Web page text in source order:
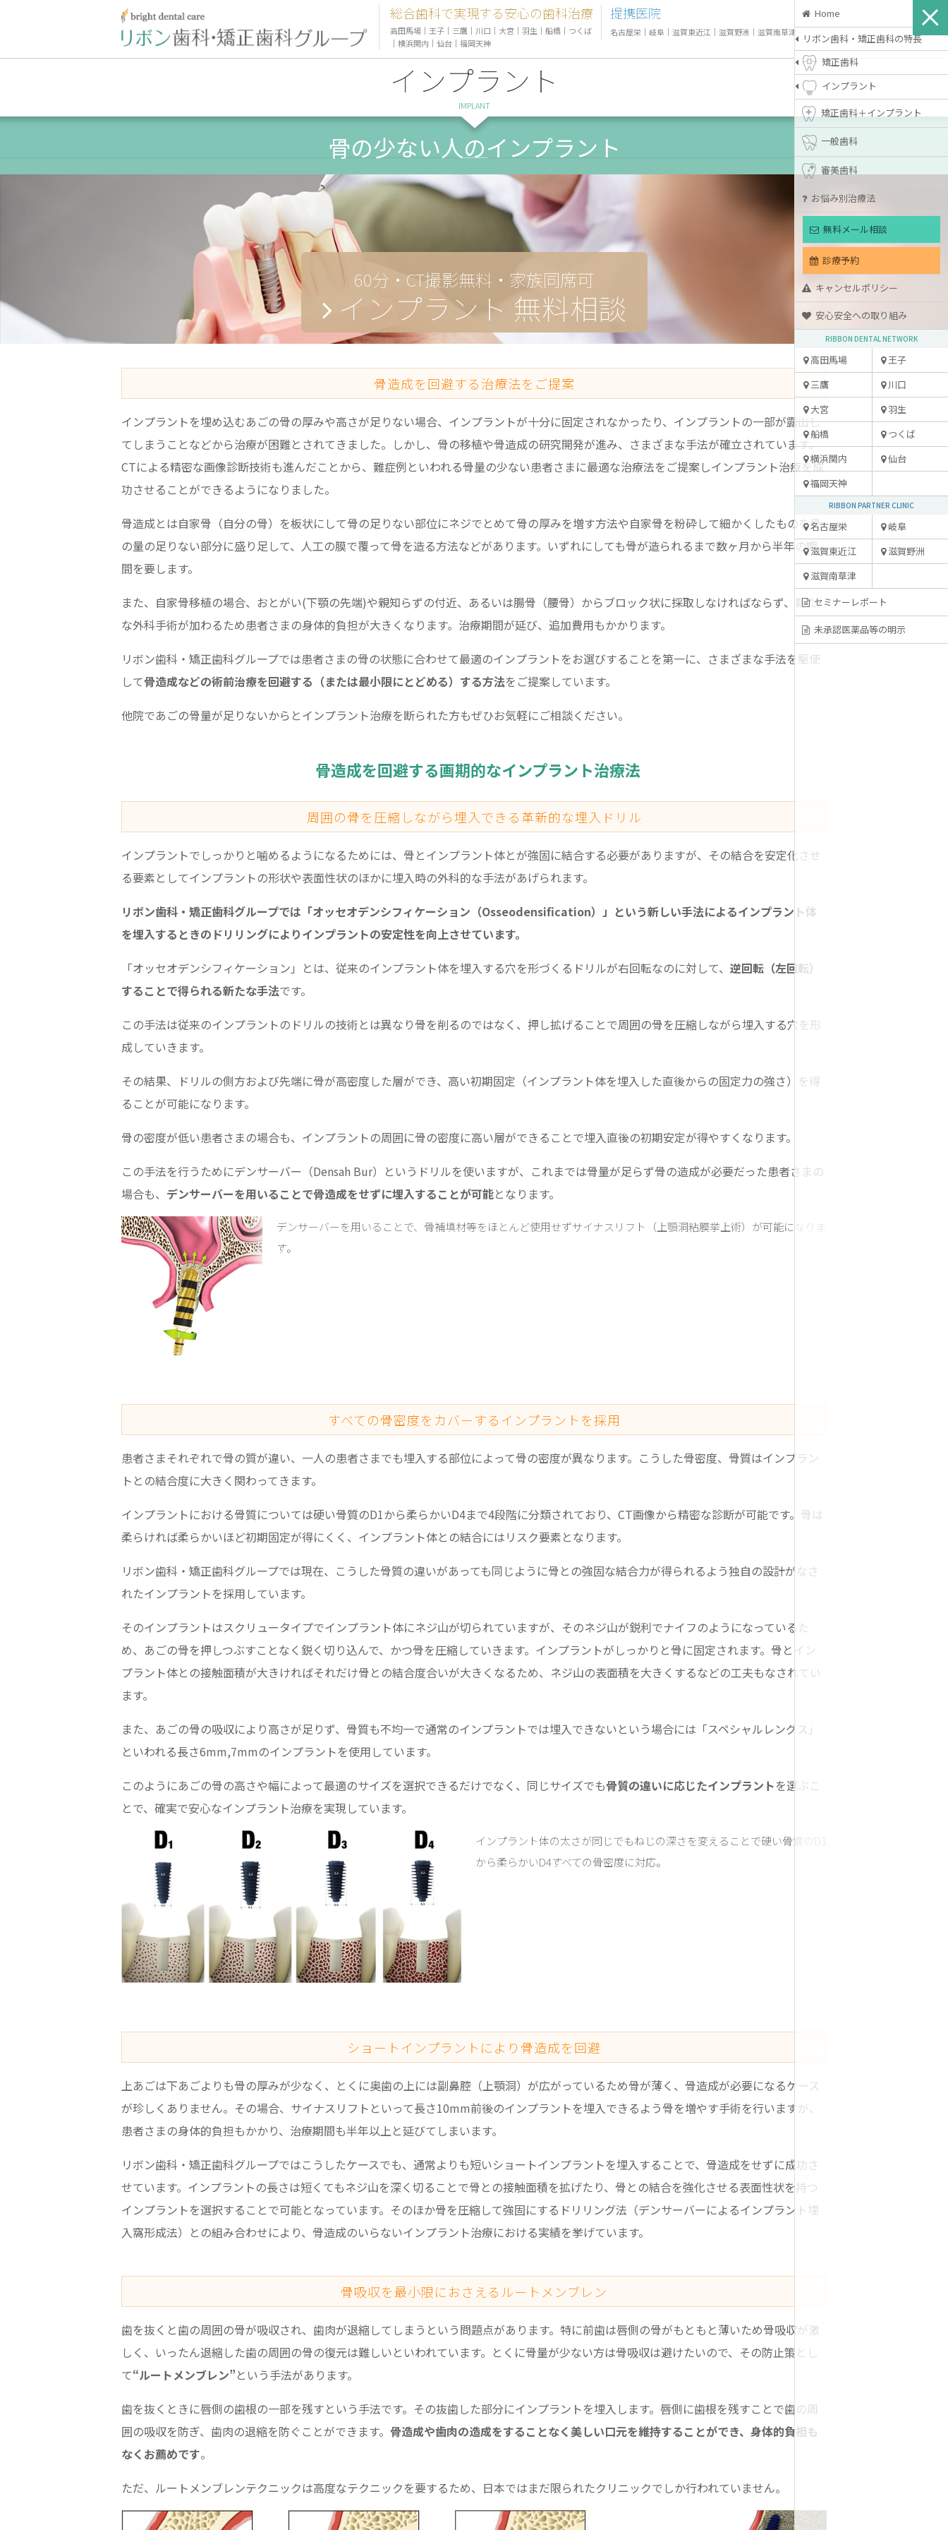
Home
リボン歯科・矯正歯科の特長
矯正歯科
インプラント
矯正歯科＋インプラント
一般歯科
審美歯科
お悩み別治療法
無料メール相談
診療予約
キャンセルポリシー
安心安全への取り組み
RIBBON DENTAL NETWORK
高田馬場
王子
三鷹
川口
大宮
羽生
船橋
つくば
横浜関内
仙台
福岡天神
RIBBON PARTNER CLINIC
名古屋栄
岐阜
滋賀東近江
滋賀野洲
滋賀南草津
セミナーレポート
未承認医薬品等の明示
総合歯科で実現する安心の歯科治療
高田馬場 ｜ 王子 ｜ 三鷹 ｜ 川口 ｜ 大宮 ｜ 羽生 ｜ 船橋 ｜ つくば
｜ 横浜関内 ｜ 仙台 ｜ 福岡天神
提携医院
名古屋栄 ｜ 岐阜 ｜ 滋賀東近江 ｜ 滋賀野洲 ｜ 滋賀南草津
インプラント
IMPLANT
骨の少ない人のインプラント
60分・CT撮影無料・家族同席可
インプラント 無料相談
骨造成を回避する治療法をご提案
インプラントを埋め込むあごの骨の厚みや高さが足りない場合、インプラントが十分に固定されなかったり、インプラントの一部が露出し
てしまうことなどから治療が困難とされてきました。しかし、骨の移植や骨造成の研究開発が進み、さまざまな手法が確立されています。
CTによる精密な画像診断技術も進んだことから、難症例といわれる骨量の少ない患者さまに最適な治療法をご提案しインプラント治療を成
功させることができるようになりました。
骨造成とは自家骨（自分の骨）を板状にして骨の足りない部位にネジでとめて骨の厚みを増す方法や自家骨を粉砕して細かくしたものを骨
の量の足りない部分に盛り足して、人工の膜で覆って骨を造る方法などがあります。いずれにしても骨が造られるまで数ヶ月から半年の期
間を要します。
また、自家骨移植の場合、おとがい(下顎の先端)や親知らずの付近、あるいは腸骨（腰骨）からブロック状に採取しなければならず、新た
な外科手術が加わるため患者さまの身体的負担が大きくなります。治療期間が延び、追加費用もかかります。
リボン歯科・矯正歯科グループでは患者さまの骨の状態に合わせて最適のインプラントをお選びすることを第一に、さまざまな手法を駆使
して骨造成などの術前治療を回避する（または最小限にとどめる）する方法をご提案しています。
他院であごの骨量が足りないからとインプラント治療を断られた方もぜひお気軽にご相談ください。
骨造成を回避する画期的なインプラント治療法
周囲の骨を圧縮しながら埋入できる革新的な埋入ドリル
インプラントでしっかりと噛めるようになるためには、骨とインプラント体とが強固に結合する必要がありますが、その結合を安定化させ
る要素としてインプラントの形状や表面性状のほかに埋入時の外科的な手法があげられます。
リボン歯科・矯正歯科グループでは「オッセオデンシフィケーション（Osseodensification）」という新しい手法によるインプラント体
を埋入するときのドリリングによりインプラントの安定性を向上させています。
「オッセオデンシフィケーション」とは、従来のインプラント体を埋入する穴を形づくるドリルが右回転なのに対して、 逆回転（左回転）
することで得られる新たな手法です。
この手法は従来のインプラントのドリルの技術とは異なり骨を削るのではなく、押し拡げることで周囲の骨を圧縮しながら埋入する穴を形
成していきます。
その結果、ドリルの側方および先端に骨が高密度した層ができ、高い初期固定（インプラント体を埋入した直後からの固定力の強さ）を得
ることが可能になります。
骨の密度が低い患者さまの場合も、インプラントの周囲に骨の密度に高い層ができることで埋入直後の初期安定が得やすくなります。
この手法を行うためにデンサーバー（Densah Bur）というドリルを使いますが、これまでは骨量が足らず骨の造成が必要だった患者さまの
場合も、 デンサーバーを用いることで骨造成をせずに埋入することが可能となります。
デンサーバーを用いることで、骨補填材等をほとんど使用せずサイナスリフト（上顎洞粘膜挙上術）が可能になりま
す。
すべての骨密度をカバーするインプラントを採用
患者さまそれぞれで骨の質が違い、一人の患者さまでも埋入する部位によって骨の密度が異なります。こうした骨密度、骨質はインプラン
トとの結合度に大きく関わってきます。
インプラントにおける骨質については硬い骨質のD1から柔らかいD4まで4段階に分類されており、CT画像から精密な診断が可能です。骨は
柔らければ柔らかいほど初期固定が得にくく、インプラント体との結合にはリスク要素となります。
リボン歯科・矯正歯科グループでは現在、こうした骨質の違いがあっても同じように骨との強固な結合力が得られるよう独自の設計がなさ
れたインプラントを採用しています。
そのインプラントはスクリュータイプでインプラント体にネジ山が切られていますが、そのネジ山が鋭利でナイフのようになっているた
め、あごの骨を押しつぶすことなく鋭く切り込んで、かつ骨を圧縮していきます。インプラントがしっかりと骨に固定されます。骨とイン
プラント体との接触面積が大きければそれだけ骨との結合度合いが大きくなるため、ネジ山の表面積を大きくするなどの工夫もなされてい
ます。
また、あごの骨の吸収により高さが足りず、骨質も不均一で通常のインプラントでは埋入できないという場合には「スペシャルレングス」
といわれる長さ6mm,7mmのインプラントを使用しています。
このようにあごの骨の高さや幅によって最適のサイズを選択できるだけでなく、同じサイズでも骨質の違いに応じたインプラントを選ぶこ
とで、確実で安心なインプラント治療を実現しています。
インプラント体の太さが同じでもねじの深さを変えることで硬い骨質のD1
から柔らかいD4すべての骨密度に対応。
ショートインプラントにより骨造成を回避
上あごは下あごよりも骨の厚みが少なく、とくに奥歯の上には副鼻腔（上顎洞）が広がっているため骨が薄く、骨造成が必要になるケース
が珍しくありません。その場合、サイナスリフトといって長さ10mm前後のインプラントを埋入できるよう骨を増やす手術を行いますが、
患者さまの身体的負担もかかり、治療期間も半年以上と延びてしまいます。
リボン歯科・矯正歯科グループではこうしたケースでも、通常よりも短いショートインプラントを埋入することで、骨造成をせずに成功さ
せています。インプラントの長さは短くてもネジ山を深く切ることで骨との接触面積を拡げたり、骨との結合を強化させる表面性状を持つ
インプラントを選択することで可能となっています。そのほか骨を圧縮して強固にするドリリング法（デンサーバーによるインプラント埋
入窩形成法）との組み合わせにより、骨造成のいらないインプラント治療における実績を挙げています。
骨吸収を最小限におさえるルートメンブレン
歯を抜くと歯の周囲の骨が吸収され、歯肉が退縮してしまうという問題点があります。特に前歯は唇側の骨がもともと薄いため骨吸収が激
しく、いったん退縮した歯の周囲の骨の復元は難しいといわれています。とくに骨量が少ない方は骨吸収は避けたいので、その防止策とし
て“ルートメンブレン”という手法があります。
歯を抜くときに唇側の歯根の一部を残すという手法です。その抜歯した部分にインプラントを埋入します。唇側に歯根を残すことで歯の周
囲の吸収を防ぎ、歯肉の退縮を防ぐことができます。 骨造成や歯肉の造成をすることなく美しい口元を維持することができ、身体的負担も
なくお薦めです。
ただ、ルートメンブレンテクニックは高度なテクニックを要するため、日本ではまだ限られたクリニックでしか行われていません。